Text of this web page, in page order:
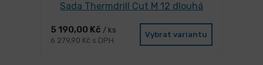
Sada Thermdrill Cut M 12 dlouhá
5 190,00 Kč / ks
6 279,90 Kč s DPH
Vybrat variantu